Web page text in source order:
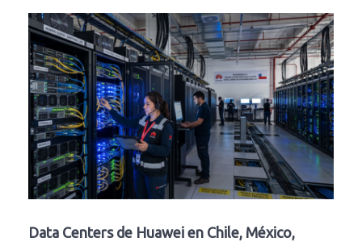
Data Centers de Huawei en Chile, México,